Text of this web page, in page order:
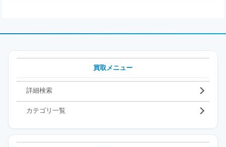
買取メニュー
詳細検索
カテゴリ一覧